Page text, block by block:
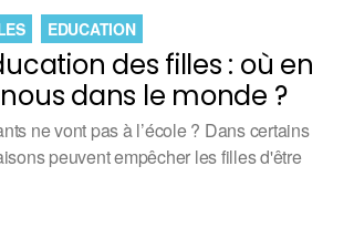
des filles : où en
dans le monde ?
EDUCATION
ne vont pas à l’école ? Dans certains
peuvent empêcher les filles d'être